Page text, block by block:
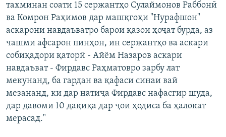
тахминан соати 15 сержантҳо Сулаймонов Раббонӣ
ва Комрон Раҳимов дар машқгоҳи "Нурафшон"
аскарони навдаъватро барои қазои ҳоҷат бурда, аз
чашми афсарон пинҳон, ин сержантҳо ва аскари
собиқадори қаторӣ - Айём Назаров аскари
навдаъват - Фирдавс Раҳматовро зарбу лат
мекунанд, ба гардан ва қафаси синаи вай
мезананд, ки дар натиҷа Фирдавс нафасгир шуда,
дар давоми 10 дақиқа дар ҷои ҳодиса ба ҳалокат
мерасад."